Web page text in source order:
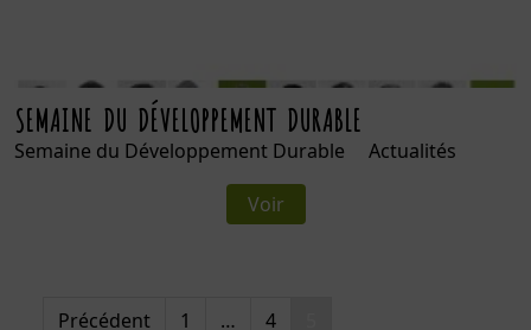
SEMAINE DU DÉVELOPPEMENT DURABLE
Semaine du Développement Durable Actualités
Voir
Précédent 1 … 4